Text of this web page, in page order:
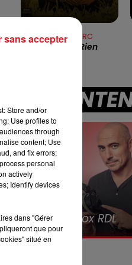
13h00 -
LES APRÈS-MIDI
JULIEN CLERC
Ce N'est Rien
A
7h00
Store and/or
Use profiles to
through
content; Use
and fix errors;
personal
actively
Identify devices
dans "Gérer
que pour
situé en
sans accepter